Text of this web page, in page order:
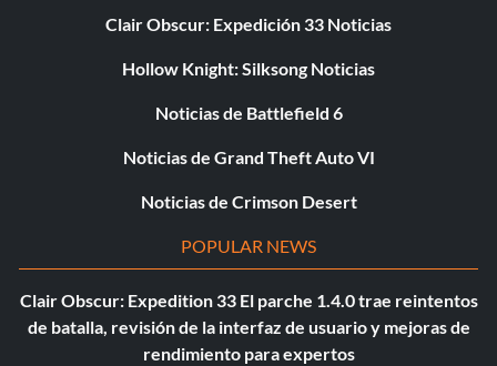
Clair Obscur: Expedición 33 Noticias
Hollow Knight: Silksong Noticias
Noticias de Battlefield 6
Noticias de Grand Theft Auto VI
Noticias de Crimson Desert
POPULAR NEWS
Clair Obscur: Expedition 33 El parche 1.4.0 trae reintentos
de batalla, revisión de la interfaz de usuario y mejoras de
rendimiento para expertos